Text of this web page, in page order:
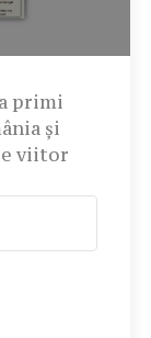
primi
și
viitor